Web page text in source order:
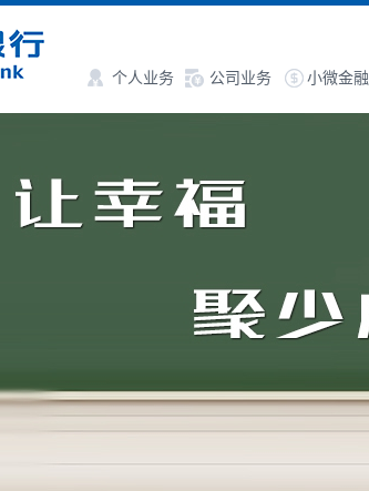
个人业务 公司业务 小微金融